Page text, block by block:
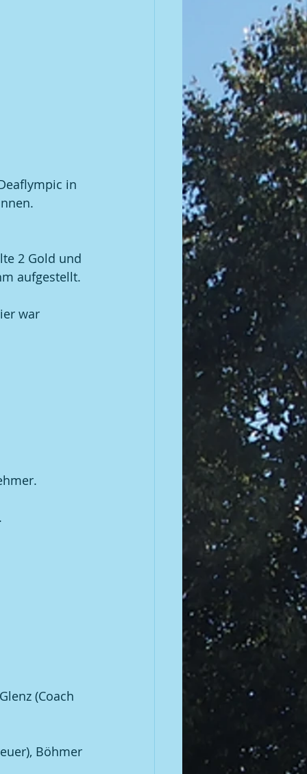
in
2 Gold und
aufgestellt.
war
(Coach
Böhmer